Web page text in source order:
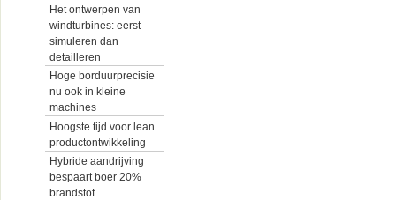
Het ontwerpen van
windturbines: eerst
simuleren dan
detailleren
Hoge borduurprecisie
nu ook in kleine
machines
Hoogste tijd voor lean
productontwikkeling
Hybride aandrijving
bespaart boer 20%
brandstof